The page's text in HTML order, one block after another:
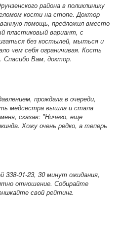
района в поликлинику
кости на стопе. Доктор
помощь, предложил вместо
пластиковый вариант, с
без костылей, мыться и
чем себя ограничивая. Кость
Спасибо Вам, доктор.
прождала в очереди,
медсестра вышла и стала
сказав: "Ничего, еще
Хожу очень редко, а теперь
338-01-23, 30 минут ожидания,
отношение. Собирайте
свой рейтинг.